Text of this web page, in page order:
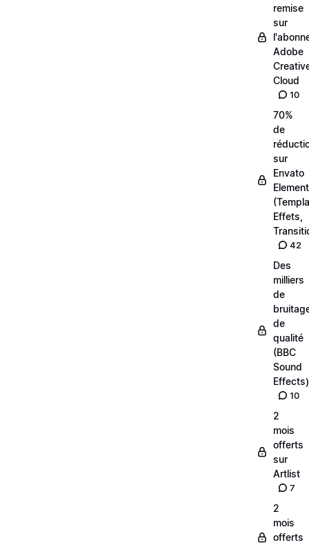
remise
sur
Adobe
Cloud
10
70%
de
sur
Envato
Effets,
42
Des
milliers
de
de
qualité
(BBC
Sound
Effects)
10
2
mois
offerts
sur
Artlist
7
2
mois
offerts